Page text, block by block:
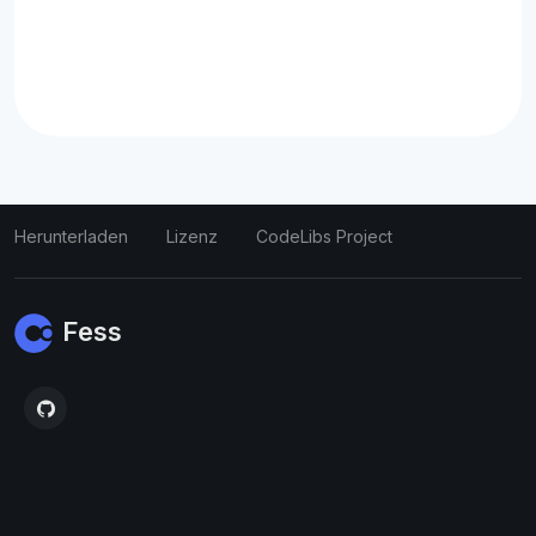
Herunterladen Lizenz CodeLibs Project
Fess